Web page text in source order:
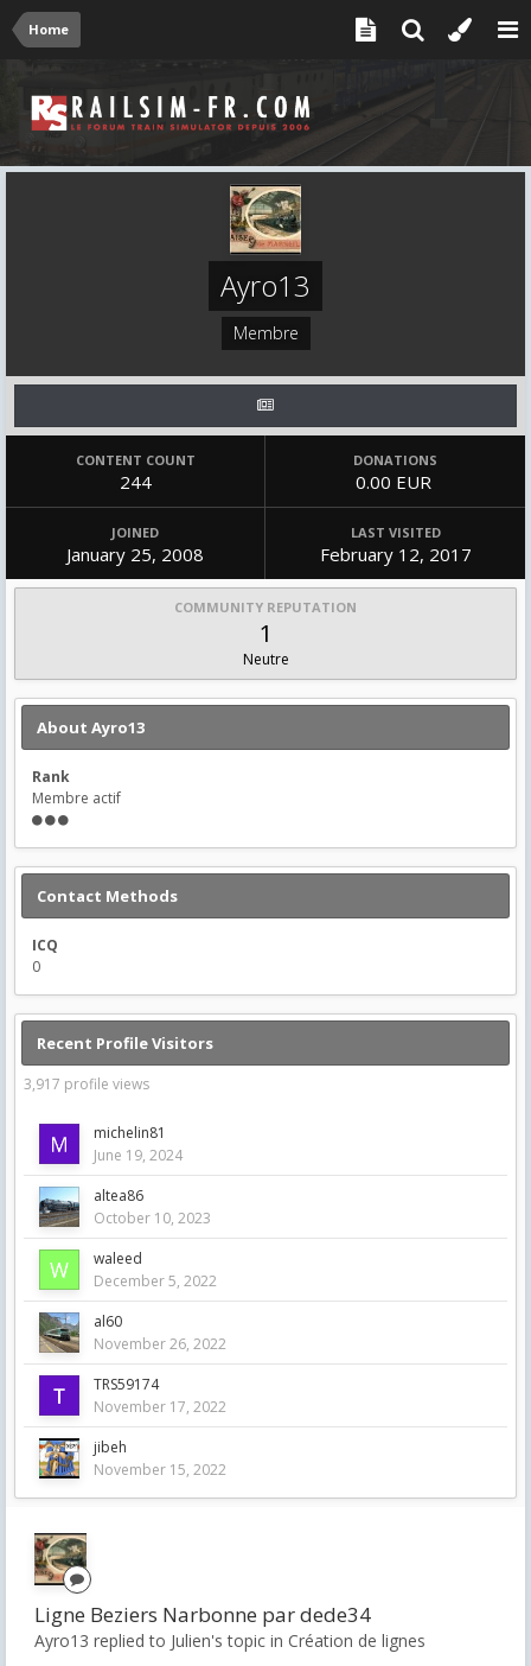
Home
Ayro13
Membre
CONTENT COUNT
244
DONATIONS
0.00 EUR
JOINED
January 25, 2008
LAST VISITED
February 12, 2017
COMMUNITY REPUTATION
1
Neutre
About Ayro13
Rank
Membre actif
Contact Methods
ICQ
0
Recent Profile Visitors
3,917 profile views
michelin81
June 19, 2024
altea86
October 10, 2023
waleed
December 5, 2022
al60
November 26, 2022
TRS59174
November 17, 2022
jibeh
November 15, 2022
Ligne Beziers Narbonne par dede34
Ayro13 replied to Julien's topic in Création de lignes